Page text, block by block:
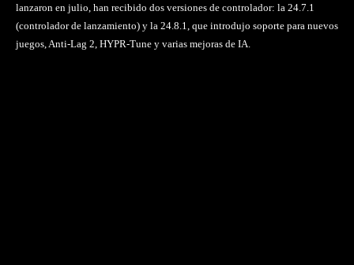
lanzaron en julio, han recibido dos versiones de controlador: la 24.7.1
(controlador de lanzamiento) y la 24.8.1, que introdujo soporte para nuevos
juegos, Anti-Lag 2, HYPR-Tune y varias mejoras de IA.